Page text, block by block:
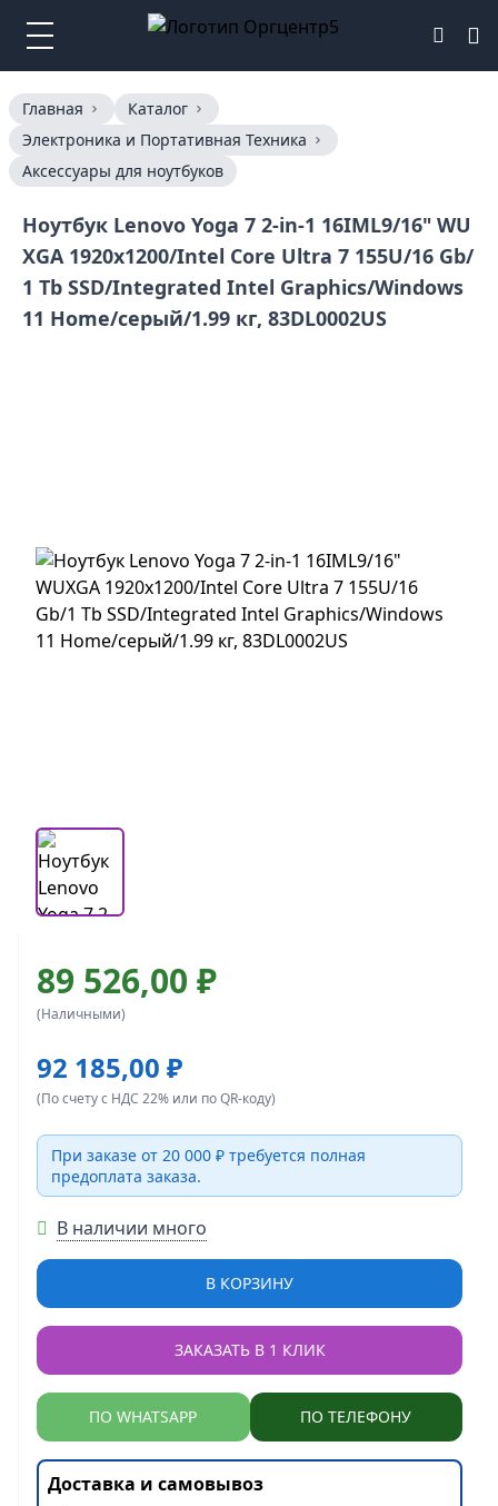
Главная
Каталог
Электроника и Портативная Техника
Аксессуары для ноутбуков
Ноутбук Lenovo Yoga 7 2-in-1 16IML9/16" WU
XGA 1920x1200/Intel Core Ultra 7 155U/16 Gb/
1 Tb SSD/Integrated Intel Graphics/Windows
11 Home/серый/1.99 кг, 83DL0002US
89 526,00 ₽
(Наличными)
92 185,00 ₽
(По счету с НДС 22% или по QR-коду)
При заказе от 20 000 ₽ требуется полная
предоплата заказа.
В наличии много
В КОРЗИНУ
ЗАКАЗАТЬ В 1 КЛИК
ПО WHATSAPP ПО ТЕЛЕФОНУ
Доставка и самовывоз